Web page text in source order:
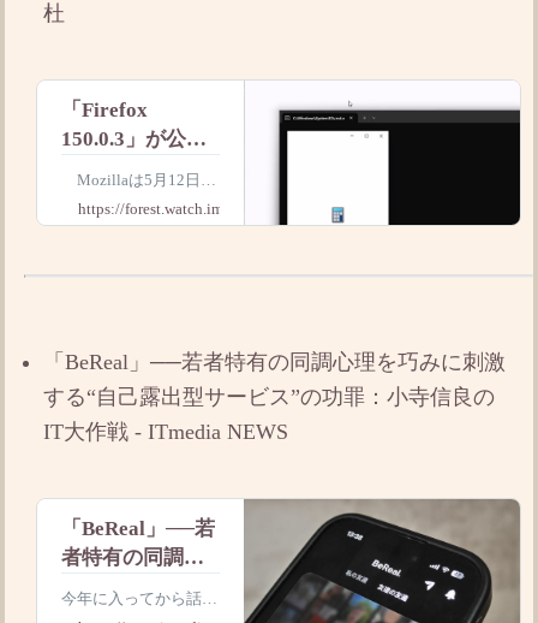
杜
「Firefox
150.0.3」が公開
～ハッカーが報
ド実行の脆弱性
ッキングコンテ
れるはずだった
攻略手法
Mozillaは5月12日
（米国時間）、デスク
トップ向け「Firefox」
リースチャネルで公開
力した文字が印刷
https://forest.watch.impress.co.jp
「BeReal」──若者特有の同調心理を巧みに刺激
する“自己露出型サービス”の功罪：小寺信良の
IT大作戦 - ITmedia NEWS
「BeReal」──若
者特有の同調心
理を巧みに刺激
今年に入ってから話題